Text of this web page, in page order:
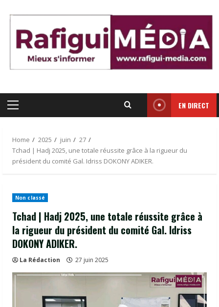
content
Primary
EN DIRECT
Home 2025 juin
27
Tchad | Hadj 2025, une totale réussite grâce à la rigueur du
président du comité Gal. Idriss DOKONY ADIKER.
Non classé
Tchad | Hadj 2025, une totale réussite grâce à
la rigueur du président du comité Gal. Idriss
DOKONY ADIKER.
La Rédaction 27 juin 2025